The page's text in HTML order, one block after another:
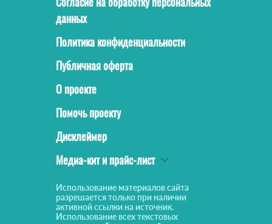
данных
Политика конфиденциальности
Публичная оферта
О проекте
Помочь проекту
Дисклеймер
Медиа-кит и прайс-лист
Использование материалов сайта
разрешается только при наличии
активной ссылки на источник.
Использование всех текстовых